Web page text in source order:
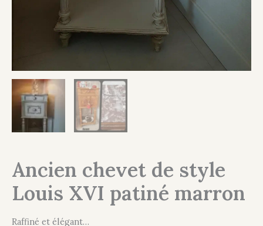
Ancien chevet de style
Louis XVI patiné marron
Raffiné et élégant…